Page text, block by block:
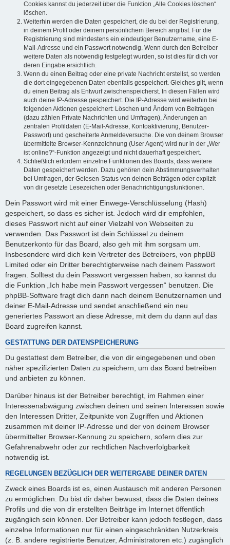
Cookies kannst du jederzeit über die Funktion „Alle Cookies löschen“
löschen.
Weiterhin werden die Daten gespeichert, die du bei der Registrierung,
in deinem Profil oder deinem persönlichem Bereich angibst. Für die
Registrierung sind mindestens ein eindeutiger Benutzername, eine E-
Mail-Adresse und ein Passwort notwendig. Wenn durch den Betreiber
weitere Daten als notwendig festgelegt wurden, so ist dies für dich vor
deren Eingabe ersichtlich.
Wenn du einen Beitrag oder eine private Nachricht erstellst, so werden
die dort eingegebenen Daten ebenfalls gespeichert. Gleiches gilt, wenn
du einen Beitrag als Entwurf zwischenspeicherst. In diesen Fällen wird
auch deine IP-Adresse gespeichert. Die IP-Adresse wird weiterhin bei
folgenden Aktionen gespeichert: Löschen und Ändern von Beiträgen
(dazu zählen Private Nachrichten und Umfragen), Änderungen an
zentralen Profildaten (E-Mail-Adresse, Kontoaktivierung, Benutzer-
Passwort) und gescheiterte Anmeldeversuche. Die von deinem Browser
übermittelte Browser-Kennzeichnung (User Agent) wird nur in der „Wer
ist online?“-Funktion angezeigt und nicht dauerhaft gespeichert.
Schließlich erfordern einzelne Funktionen des Boards, dass weitere
Daten gespeichert werden. Dazu gehören dein Abstimmungsverhalten
bei Umfragen, der Gelesen-Status von deinen Beiträgen oder explizit
von dir gesetzte Lesezeichen oder Benachrichtigungsfunktionen.
Dein Passwort wird mit einer Einwege-Verschlüsselung (Hash)
gespeichert, so dass es sicher ist. Jedoch wird dir empfohlen,
dieses Passwort nicht auf einer Vielzahl von Webseiten zu
verwenden. Das Passwort ist dein Schlüssel zu deinem
Benutzerkonto für das Board, also geh mit ihm sorgsam um.
Insbesondere wird dich kein Vertreter des Betreibers, von phpBB
Limited oder ein Dritter berechtigterweise nach deinem Passwort
fragen. Solltest du dein Passwort vergessen haben, so kannst du
die Funktion „Ich habe mein Passwort vergessen“ benutzen. Die
phpBB-Software fragt dich dann nach deinem Benutzernamen und
deiner E-Mail-Adresse und sendet anschließend ein neu
generiertes Passwort an diese Adresse, mit dem du dann auf das
Board zugreifen kannst.
GESTATTUNG DER DATENSPEICHERUNG
Du gestattest dem Betreiber, die von dir eingegebenen und oben
näher spezifizierten Daten zu speichern, um das Board betreiben
und anbieten zu können.
Darüber hinaus ist der Betreiber berechtigt, im Rahmen einer
Interessenabwägung zwischen deinen und seinen Interessen sowie
den Interessen Dritter, Zeitpunkte von Zugriffen und Aktionen
zusammen mit deiner IP-Adresse und der von deinem Browser
übermittelter Browser-Kennung zu speichern, sofern dies zur
Gefahrenabwehr oder zur rechtlichen Nachverfolgbarkeit
notwendig ist.
REGELUNGEN BEZÜGLICH DER WEITERGABE DEINER DATEN
Zweck eines Boards ist es, einen Austausch mit anderen Personen
zu ermöglichen. Du bist dir daher bewusst, dass die Daten deines
Profils und die von dir erstellten Beiträge im Internet öffentlich
zugänglich sein können. Der Betreiber kann jedoch festlegen, dass
einzelne Informationen nur für einen eingeschränkten Nutzerkreis
(z. B. andere registrierte Benutzer, Administratoren etc.) zugänglich